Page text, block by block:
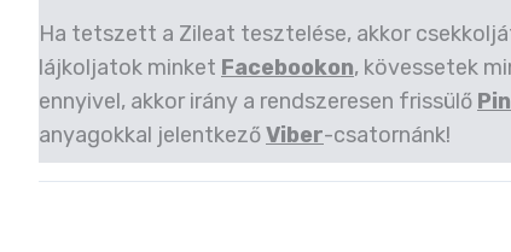
Ha tetszett a Zileat tesztelése, akkor
lájkoljatok minket Facebookon, kövessetek
ennyivel, akkor irány a rendszeresen frissülő
anyagokkal jelentkezőViber-csatornánk!